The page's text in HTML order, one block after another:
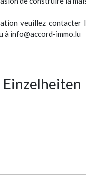
veuillez contacter
à info@accord-immo.lu
Einzelheiten